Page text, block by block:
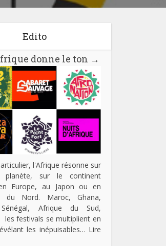
Edito
donne le ton →
l'Afrique résonne sur
sur le continent
Europe, au Japon ou en
du Nord. Maroc, Ghana,
Afrique du Sud,
les festivals se multiplient en
les inépuisables… Lire